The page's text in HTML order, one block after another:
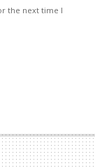
the next time I